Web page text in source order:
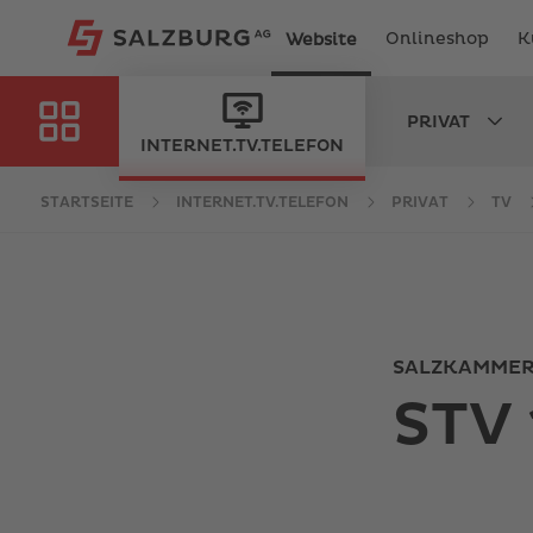
Website Onlineshop
PRIVAT
INTERNET.TV.TELEFON
STARTSEITE INTERNET.TV.TELEFON PRIVAT TV
STV